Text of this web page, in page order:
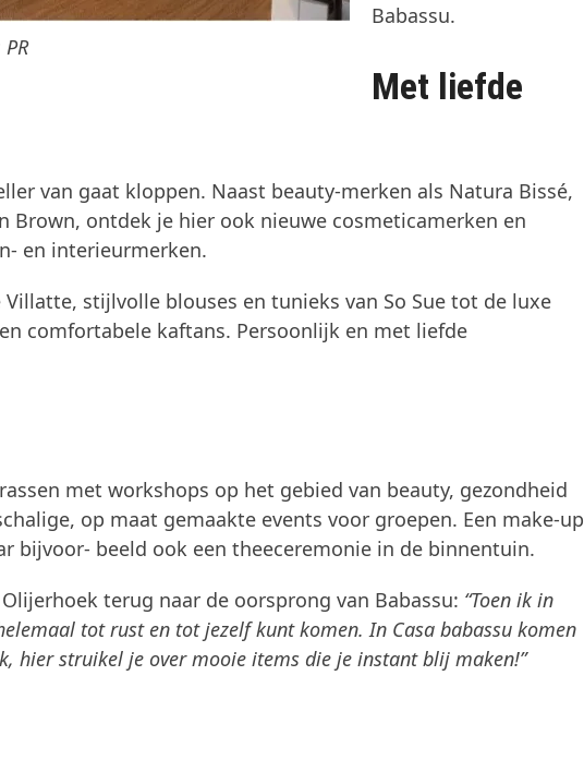
Babassu.
Met liefde
van gaat kloppen. Naast beauty-merken als Natura Bissé,
Brown, ontdek je hier ook nieuwe cosmeticamerken en
en interieurmerken.
stijlvolle blouses en tunieks van So Sue tot de luxe
comfortabele kaftans. Persoonlijk en met liefde
met workshops op het gebied van beauty, gezondheid
op maat gemaakte events voor groepen. Een make-up
bijvoor- beeld ook een theeceremonie in de binnentuin.
terug naar de oorsprong van Babassu: “Toen ik in
tot rust en tot jezelf kunt komen. In Casa babassu komen
hier struikel je over mooie items die je instant blij maken!”